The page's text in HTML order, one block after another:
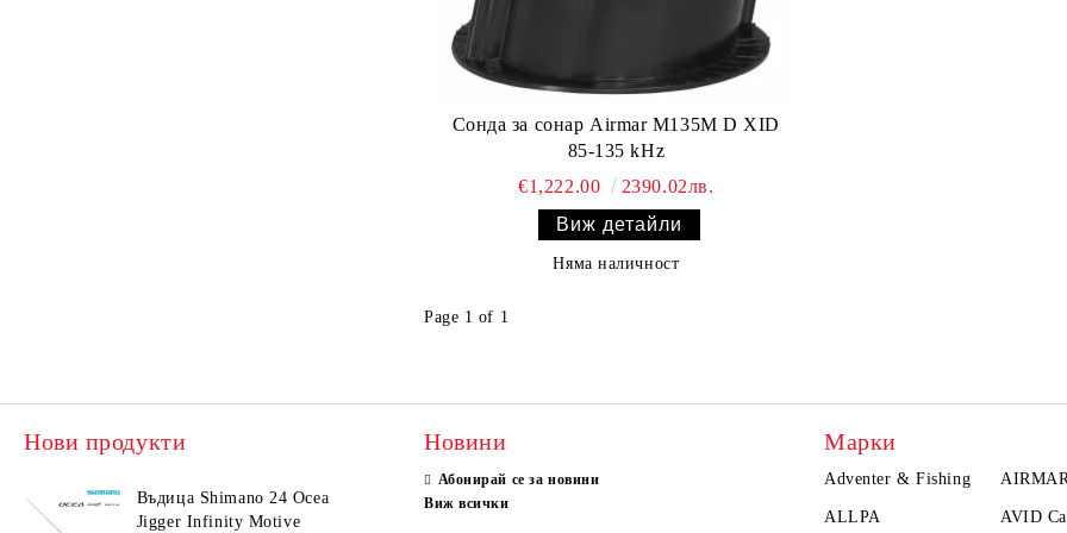
Сонда за сонар Airmar M135M D XID
85-135 kHz
€1,222.00
2390.02лв.
Виж детайли
Няма наличност
Page 1 of 1
Нови продукти
Въдица Shimano 24 Ocea
Jigger Infinity Motive
Новини
Абонирай се за новини
Виж всички
Марки
Adventer & Fishing
ALLPA AVID